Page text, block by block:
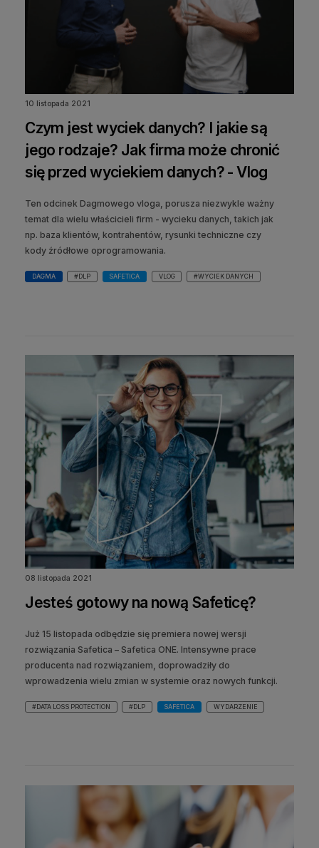
10 listopada 2021
Czym jest wyciek danych? I jakie są
jego rodzaje? Jak firma może chronić
się przed wyciekiem danych? - Vlog
Ten odcinek Dagmowego vloga, porusza niezwykle ważny
temat dla wielu właścicieli firm - wycieku danych, takich jak
np. baza klientów, kontrahentów, rysunki techniczne czy
kody źródłowe oprogramowania.
DAGMA #DLP SAFETICA VLOG #WYCIEK DANYCH
08 listopada 2021
Jesteś gotowy na nową Safeticę?
Już 15 listopada odbędzie się premiera nowej wersji
rozwiązania Safetica – Safetica ONE. Intensywne prace
producenta nad rozwiązaniem, doprowadziły do
wprowadzenia wielu zmian w systemie oraz nowych funkcji.
#DATA LOSS PROTECTION #DLP SAFETICA WYDARZENIE